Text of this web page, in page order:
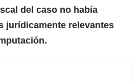
del caso no había
jurídicamente relevantes